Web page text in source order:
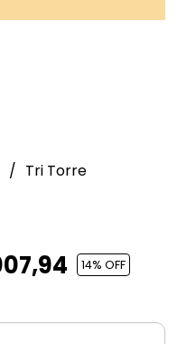
Tri Torre
14% OFF